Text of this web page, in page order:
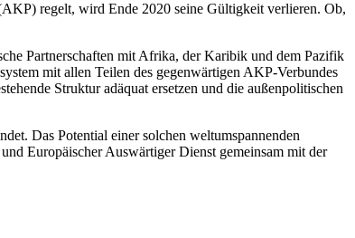
regelt, wird Ende 2020 seine Gültigkeit verlieren. Ob,
Partnerschaften mit Afrika, der Karibik und dem Pazifik
mit allen Teilen des gegenwärtigen AKP-Verbundes
Struktur adäquat ersetzen und die außenpolitischen
Das Potential einer solchen weltumspannenden
Europäischer Auswärtiger Dienst gemeinsam mit der